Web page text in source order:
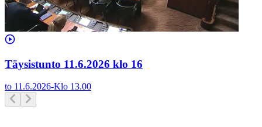
Täysistunto 11.6.2026 klo 16
to 11.6.2026-Klo 13.00